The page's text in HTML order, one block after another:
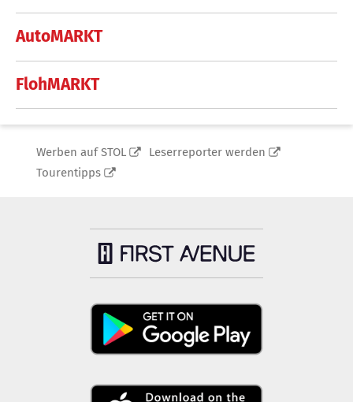
AutoMARKT
FlohMARKT
Werben auf STOL
Leserreporter werden
Tourentipps